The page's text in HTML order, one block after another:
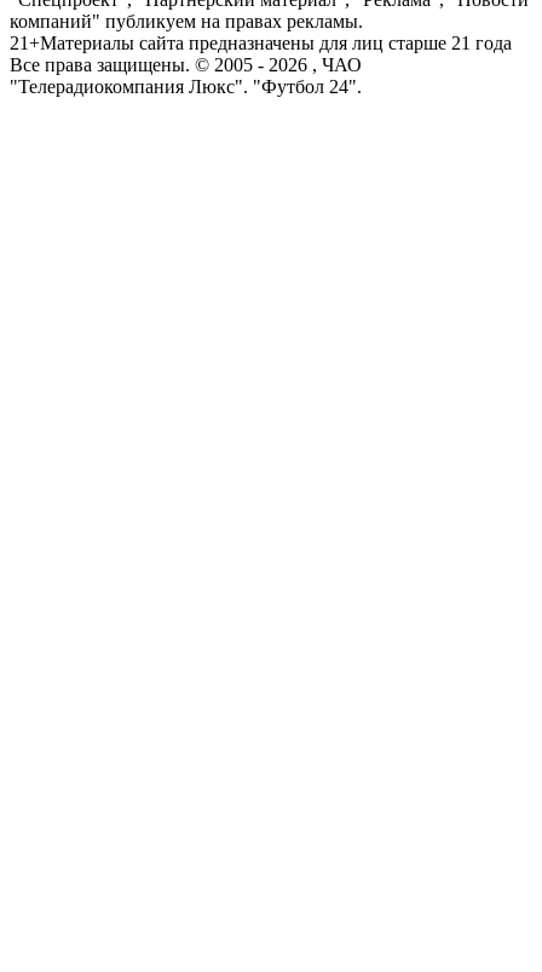
компаний" публикуем на правах рекламы.
21+Материалы сайта предназначены для лиц старше 21 года
Все права защищены. © 2005 - 2026 , ЧАО
"Телерадиокомпания Люкс". "Футбол 24".